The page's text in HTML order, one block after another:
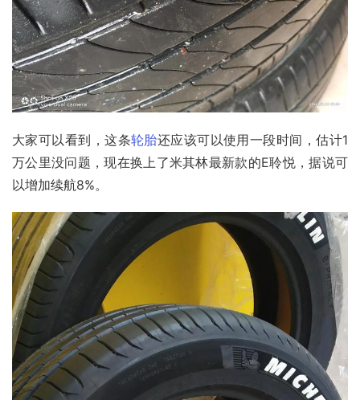
大家可以看到，这条轮胎还应该可以使用一段时间，估计1
万公里没问题，现在换上了米其林最新款的E聆悦，据说可
以增加续航8%。